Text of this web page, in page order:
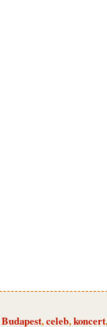
Budapest,celeb,koncert